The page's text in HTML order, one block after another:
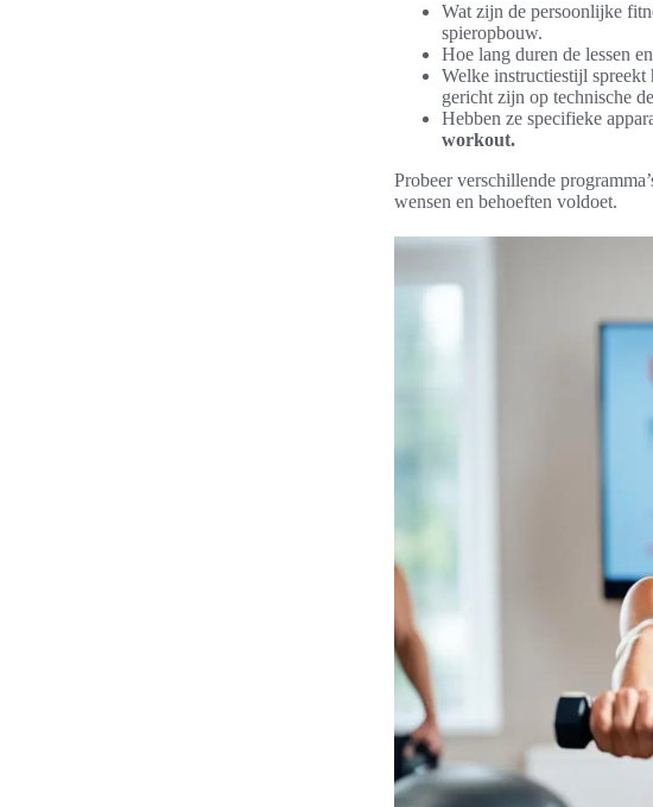
Wat zijn de persoonlijke
spieropbouw.
Hoe lang duren de lessen
Welke instructiestijl spreekt
gericht zijn op technische
Hebben ze specifieke
workout.
Probeer verschillende
wensen en behoeften voldoet.